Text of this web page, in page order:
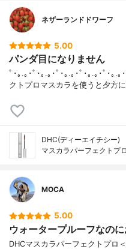
ネザーランドドワーフ
5.00
パンダ目になりません
ﾟ･｡.｡･ﾟ･｡.｡･ﾟ･｡.｡･ﾟ･｡.｡･ﾟ･｡.｡
クトプロマスカラを使うと夕方
DHC(ディーエイチシー)
マスカラパーフェクトプ
MOCA
5.00
ウォータープルーフなの
DHCマスカラパーフェクトプロ